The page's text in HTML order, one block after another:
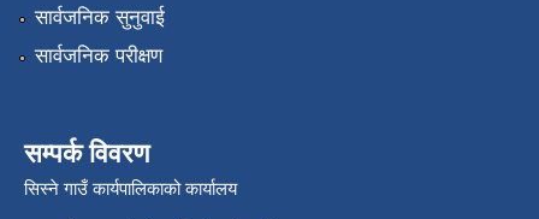
सार्वजनिक सुनुवाई
सार्वजनिक परीक्षण
सम्पर्क विवरण
सिस्ने गाउँ कार्यपालिकाको कार्यालय